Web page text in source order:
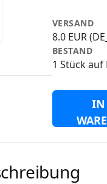
VERSAND
8.0 EUR
BESTAND
1 Stück auf
IN